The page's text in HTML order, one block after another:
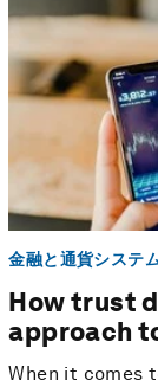
金融と通貨システ
How trust
approach
When it comes